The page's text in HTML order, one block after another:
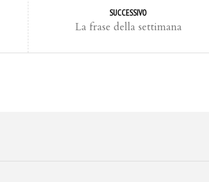
SUCCESSIVO
La frase della settimana